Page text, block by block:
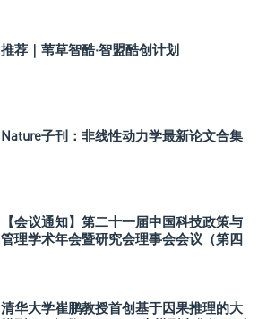
推荐｜苇草智酷·智盟酷创计划
Nature子刊：非线性动力学最新论文合集
【会议通知】第二十一届中国科技政策与
管理学术年会暨研究会理事会会议（第四
清华大学崔鹏教授首创基于因果推理的大